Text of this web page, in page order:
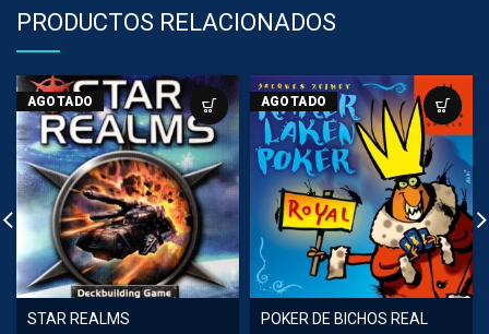
PRODUCTOS RELACIONADOS
AGOTADO
STAR REALMS
AGOTADO
POKER DE BICHOS REAL